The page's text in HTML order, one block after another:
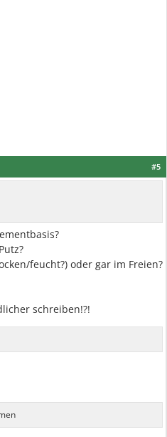
#5
feucht?) oder gar im Freien?
schreiben!?!